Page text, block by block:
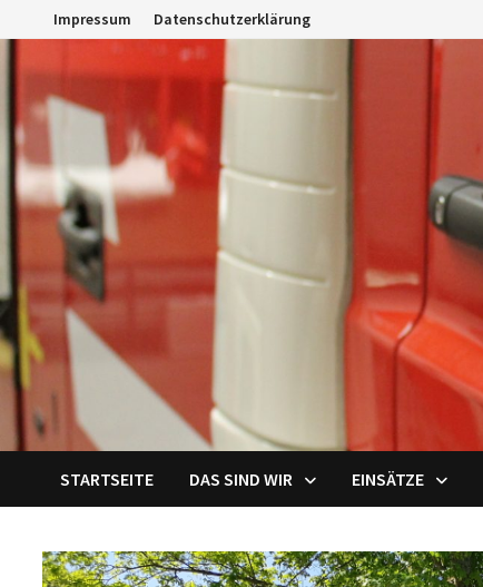
Inhalt
springen
Impressum Datenschutzerklärung
STARTSEITE DAS SIND WIR EINSÄTZE